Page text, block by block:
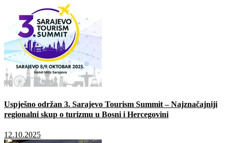
Uspješno održan 3. Sarajevo Tourism Summit – Najznačajniji
regionalni skup o turizmu u Bosni i Hercegovini
12.10.2025